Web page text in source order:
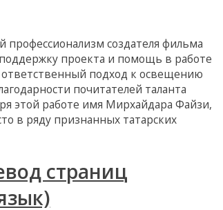
создателя фильма
проекта и помощь в работе
подход к освещению
почитателей таланта
этой работе имя Мирхайдара Файзи,
в ряду признанных татарских
страниц